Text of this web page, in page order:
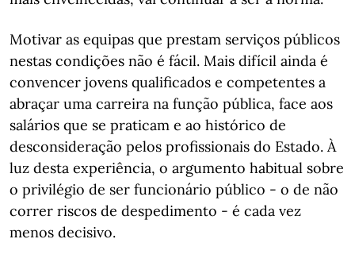
Motivar as equipas que prestam serviços públicos
nestas condições não é fácil. Mais difícil ainda é
convencer jovens qualificados e competentes a
abraçar uma carreira na função pública, face aos
salários que se praticam e ao histórico de
desconsideração pelos profissionais do Estado. À
luz desta experiência, o argumento habitual sobre
o privilégio de ser funcionário público - o de não
correr riscos de despedimento - é cada vez
menos decisivo.